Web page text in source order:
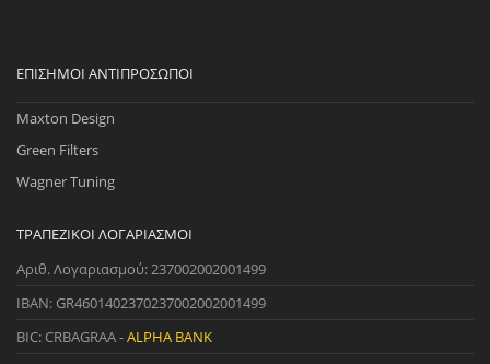
ΕΠΊΣΗΜΟΙ ΑΝΤΙΠΡΌΣΩΠΟΙ
Maxton Design
Green Filters
Wagner Tuning
ΤΡΑΠΕΖΙΚΟΊ ΛΟΓΑΡΙΑΣΜΟΊ
Αριθ. Λογαριασμού: 237002002001499
IBAN: GR4601402370237002002001499
BIC: CRBAGRAA -ALPHA BANK